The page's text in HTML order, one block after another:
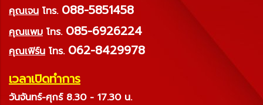
คุณเจน โทร. 088-5851458
คุณแพม โทร. 085-6926224
คุณเฟิร์น โทร. 062-8429978
เวลาเปิดทำการ
วันจันทร์-ศุกร์ 8.30 - 17.30 น.